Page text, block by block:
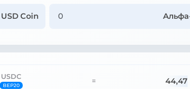
USD Coin
USDC
BEP20 = 44,47